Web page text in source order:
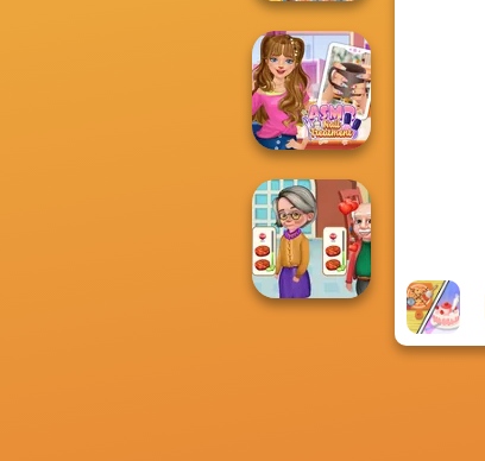
Blonde Sofia:
Tteokbokki Fever
ASMR Nail
Treatment